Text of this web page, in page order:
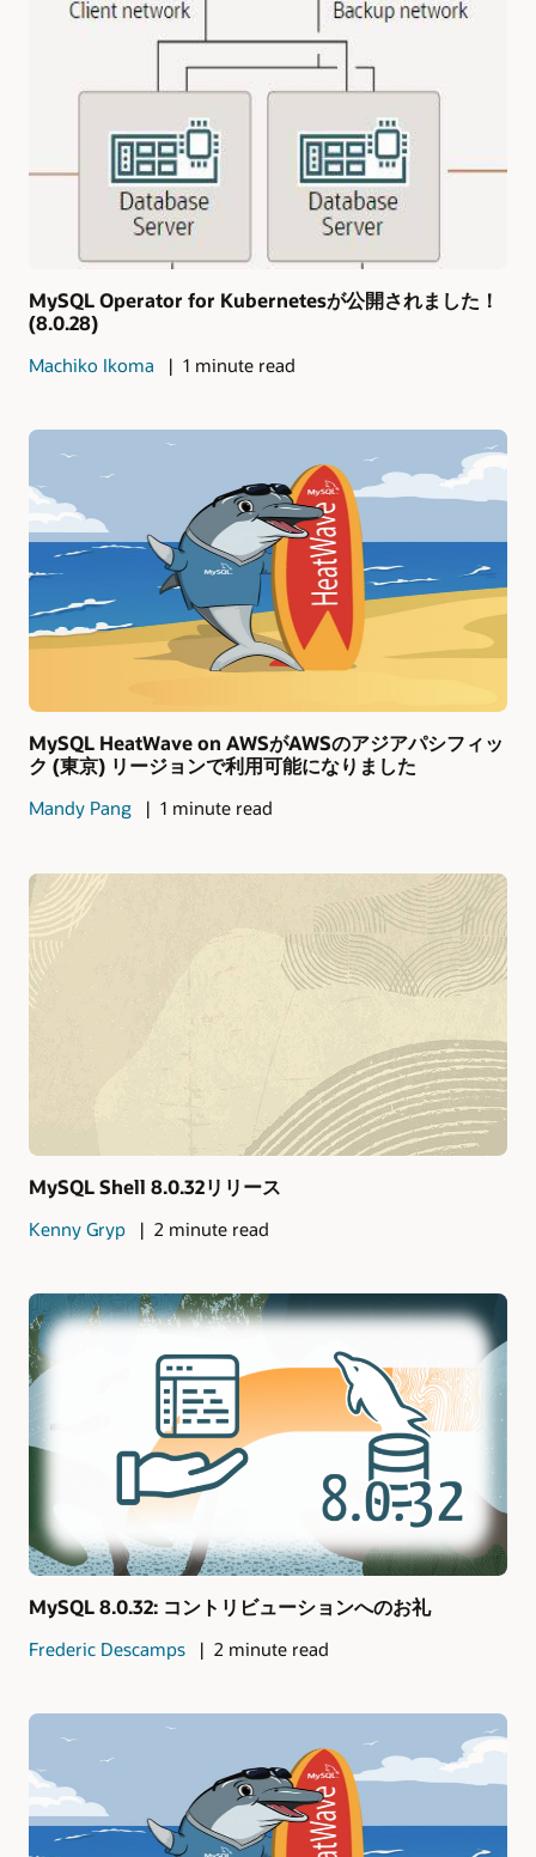
MySQL Operator for Kubernetesが公開されました！
(8.0.28)
Machiko Ikoma 1 minute read
MySQL HeatWave on AWSがAWSのアジアパシフィッ
ク (東京) リージョンで利用可能になりました
Mandy Pang 1 minute read
MySQL Shell 8.0.32リリース
Kenny Gryp 2 minute read
MySQL 8.0.32: コントリビューションへのお礼
Frederic Descamps 2 minute read